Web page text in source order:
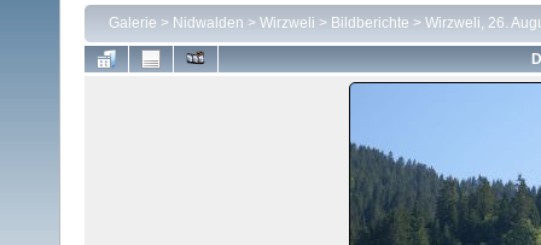
Galerie > Nidwalden > Wirzweli > Bildberichte > Wirzweli, 26.